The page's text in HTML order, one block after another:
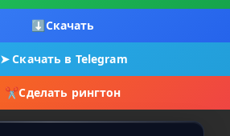
⬇Скачать
➤Скачать в Telegram
✂Сделать рингтон